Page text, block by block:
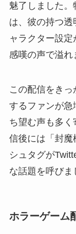
魅了しました
は、彼の持つ
ャラクター設
感嘆の声で溢れ
この配信をきっ
するファンが
ち望む声も多
信後には「封魔
シュタグが
な話題を呼びま
ホラーゲーム